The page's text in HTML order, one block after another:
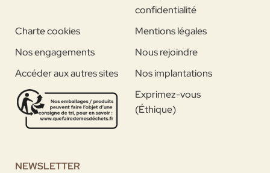
confidentialité
Charte cookies
Mentions légales
Nos engagements
Nous rejoindre
Accéder aux autres sites
Nos implantations
Exprimez-vous
(Éthique)
NEWSLETTER